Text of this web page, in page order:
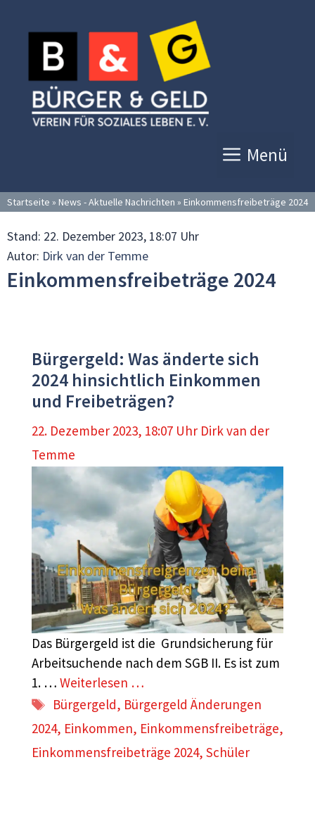
Inhalt
springen
Menü
Startseite » News - Aktuelle Nachrichten » Einkommensfreibeträge 2024
Stand: 22. Dezember 2023, 18:07 Uhr
Autor: Dirk van der Temme
Einkommensfreibeträge 2024
Bürgergeld: Was änderte sich
2024 hinsichtlich Einkommen
und Freibeträgen?
22. Dezember 2023, 18:07 Uhr Dirk van der
Temme
Das Bürgergeld ist die Grundsicherung für
Arbeitsuchende nach dem SGB II. Es ist zum
1. … Weiterlesen …
Schlagwörter
Bürgergeld, Bürgergeld Änderungen
2024, Einkommen, Einkommensfreibeträge,
Einkommensfreibeträge 2024, Schüler